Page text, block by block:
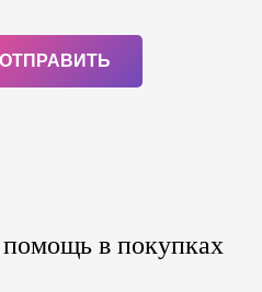
в покупках